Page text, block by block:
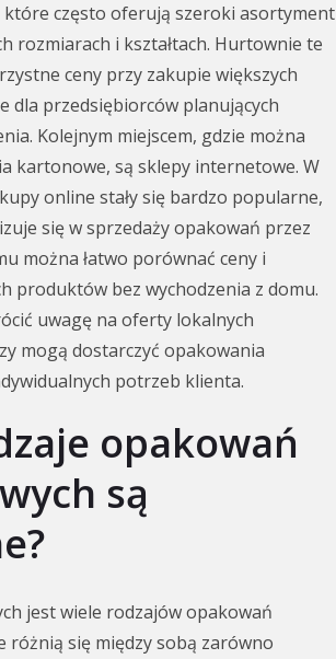
często oferują szeroki asortyment
rozmiarach i kształtach. Hurtownie te
ceny przy zakupie większych
dla przedsiębiorców planujących
Kolejnym miejscem, gdzie można
kartonowe, są sklepy internetowe. W
online stały się bardzo popularne,
się w sprzedaży opakowań przez
można łatwo porównać ceny i
produktów bez wychodzenia z domu.
uwagę na oferty lokalnych
mogą dostarczyć opakowania
potrzeb klienta.
opakowań
są
jest wiele rodzajów opakowań
różnią się między sobą zarówno